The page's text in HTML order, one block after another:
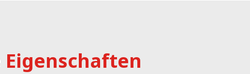
Eigenschaften